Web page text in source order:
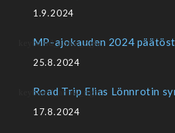
1.9.2024
MP-ajokauden 2024
25.8.2024
Road Trip Elias Lönnrotin
17.8.2024